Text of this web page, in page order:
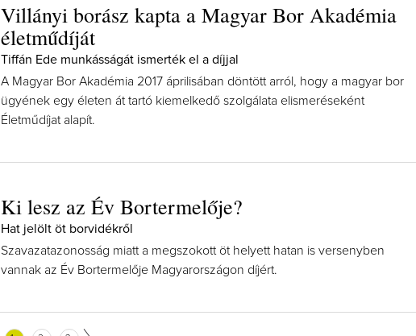
Villányi borász kapta a Magyar Bor Akadémia
életműdíját
Tiffán Ede munkásságát ismerték el a díjjal
A Magyar Bor Akadémia 2017 áprilisában döntött arról, hogy a magyar bor
ügyének egy életen át tartó kiemelkedő szolgálata elismeréseként
Életműdíjat alapít.
Ki lesz az Év Bortermelője?
Hat jelölt öt borvidékről
Szavazatazonosság miatt a megszokott öt helyett hatan is versenyben
vannak az Év Bortermelője Magyarországon díjért.